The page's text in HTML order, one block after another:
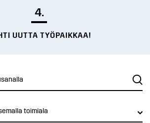
4.
UUTTA TYÖPAIKKAA!
toimiala